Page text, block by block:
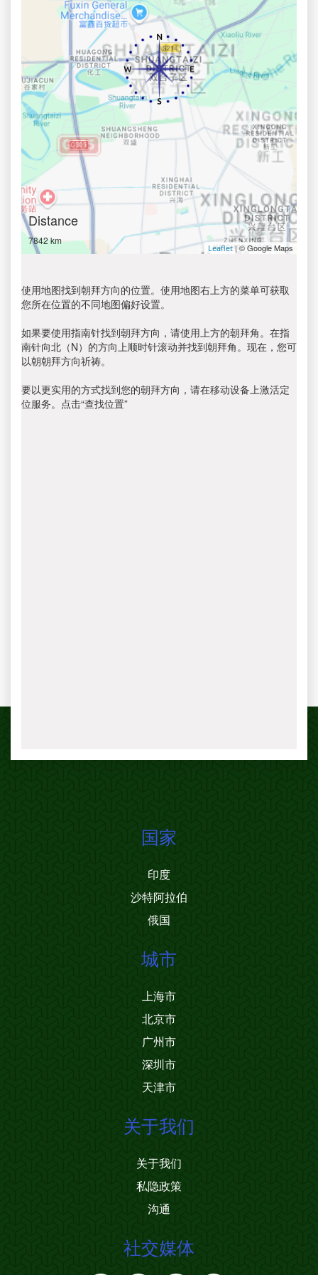
Distance
7842 km
Leaflet | © Google Maps
使用地图找到朝拜方向的位置。使用地图右上方的菜单可获取
您所在位置的不同地图偏好设置。
如果要使用指南针找到朝拜方向，请使用上方的朝拜角。在指
南针向北（N）的方向上顺时针滚动并找到朝拜角。现在，您可
以朝朝拜方向祈祷。
要以更实用的方式找到您的朝拜方向，请在移动设备上激活定
位服务。点击“查找位置”
国家
印度
沙特阿拉伯
俄国
城市
上海市
北京市
广州市
深圳市
天津市
关于我们
关于我们
私隐政策
沟通
社交媒体